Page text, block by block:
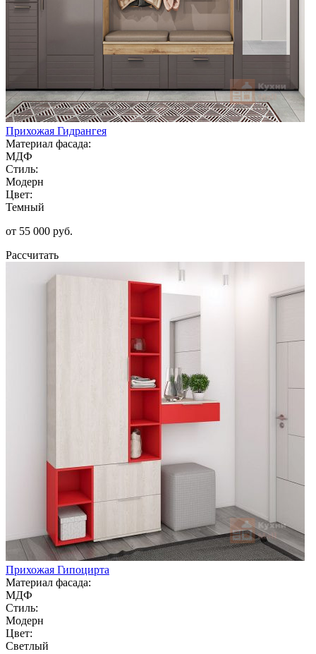
Прихожая Гидрангея
Материал фасада:
МДФ
Стиль:
Модерн
Цвет:
Темный
от 55 000 руб.
Рассчитать
Прихожая Гипоцирта
Материал фасада:
МДФ
Стиль:
Модерн
Цвет:
Светлый